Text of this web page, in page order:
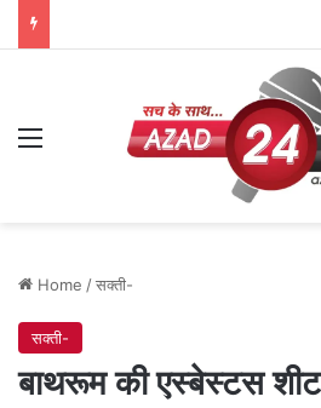
Menu
Home /सक्ती-
सक्ती-
बाथरूम की एस्बेस्टस